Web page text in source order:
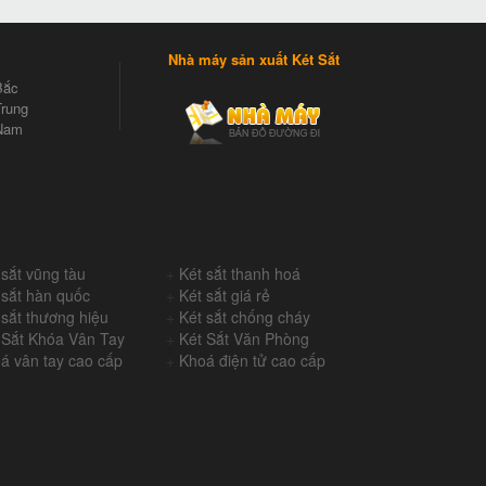
Nhà máy sản xuất Két Sắt
vũng tàu
Két sắt thanh hoá
hàn quốc
Két sắt giá rẻ
thương hiệu
Két sắt chống cháy
Khóa Vân Tay
Két Sắt Văn Phòng
vân tay cao cấp Khoá điện tử cao cấp